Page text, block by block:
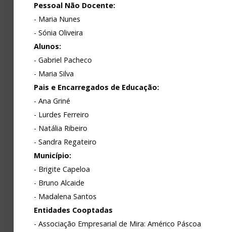
Pessoal Não Docente:
- Maria Nunes
- Sónia Oliveira
Alunos:
- Gabriel Pacheco
- Maria Silva
Pais e Encarregados de Educação:
- Ana Griné
- Lurdes Ferreiro
- Natália Ribeiro
- Sandra Regateiro
Município:
- Brigite Capeloa
- Bruno Alcaide
- Madalena Santos
Entidades Cooptadas
- Associação Empresarial de Mira: Américo Páscoa